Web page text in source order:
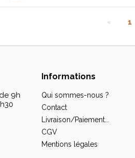
1
de 9h
Informations
Qui sommes-nous ?
Contact
Livraison/Paiement...
CGV
Mentions légales